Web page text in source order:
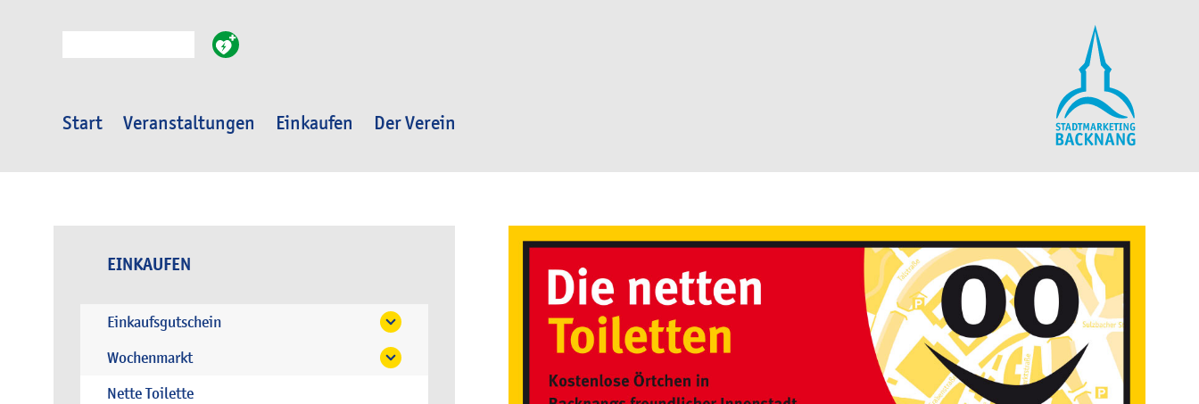
Start Veranstaltungen Einkaufen Der Verein
EINKAUFEN
Einkaufsgutschein
Wochenmarkt
Nette Toilette